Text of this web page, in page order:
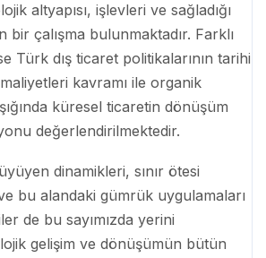
altyapısı, işlevleri ve sağladığı
bir çalışma bulunmaktadır. Farklı
Türk dış ticaret politikalarının tarihi
kavramı ile organik
küresel ticaretin dönüşüm
değerlendirilmektedir.
dinamikleri, sınır ötesi
bu alandaki gümrük uygulamaları
de bu sayımızda yerini
gelişim ve dönüşümün bütün